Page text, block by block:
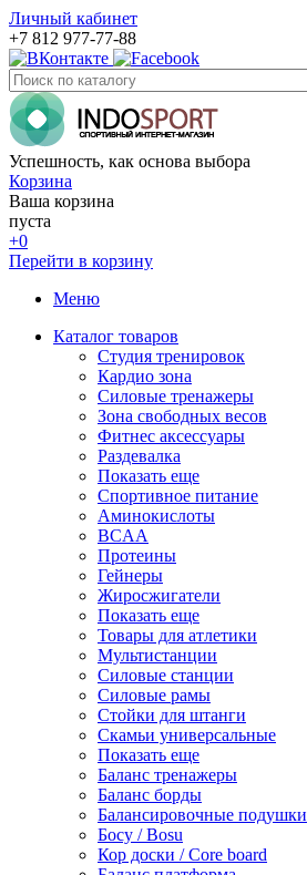
Личный кабинет
+7 812 977-77-88
Успешность, как основа выбора
Корзина
Ваша корзина
пуста
+0
Перейти в корзину
Меню
Каталог товаров
Студия тренировок
Кардио зона
Силовые тренажеры
Зона свободных весов
Фитнес аксессуары
Раздевалка
Показать еще
Спортивное питание
Аминокислоты
BCAA
Протеины
Гейнеры
Жиросжигатели
Показать еще
Товары для атлетики
Мультистанции
Силовые станции
Силовые рамы
Стойки для штанги
Скамьи универсальные
Показать еще
Баланс тренажеры
Баланс борды
Балансировочные подушки
Босу / Bosu
Кор доски / Core board